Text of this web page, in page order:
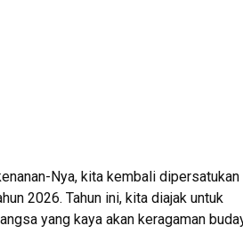
Nya, kita kembali dipersatukan
2026. Tahun ini, kita diajak untuk
yang kaya akan keragaman